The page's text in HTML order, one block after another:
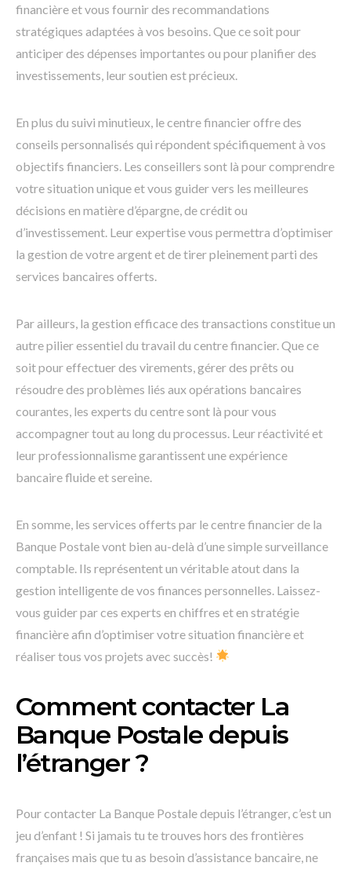
financière et vous fournir des recommandations
stratégiques adaptées à vos besoins. Que ce soit pour
anticiper des dépenses importantes ou pour planifier des
investissements, leur soutien est précieux.
En plus du suivi minutieux, le centre financier offre des
conseils personnalisés qui répondent spécifiquement à vos
objectifs financiers. Les conseillers sont là pour comprendre
votre situation unique et vous guider vers les meilleures
décisions en matière d’épargne, de crédit ou
d’investissement. Leur expertise vous permettra d’optimiser
la gestion de votre argent et de tirer pleinement parti des
services bancaires offerts.
Par ailleurs, la gestion efficace des transactions constitue un
autre pilier essentiel du travail du centre financier. Que ce
soit pour effectuer des virements, gérer des prêts ou
résoudre des problèmes liés aux opérations bancaires
courantes, les experts du centre sont là pour vous
accompagner tout au long du processus. Leur réactivité et
leur professionnalisme garantissent une expérience
bancaire fluide et sereine.
En somme, les services offerts par le centre financier de la
Banque Postale vont bien au-delà d’une simple surveillance
comptable. Ils représentent un véritable atout dans la
gestion intelligente de vos finances personnelles. Laissez-
vous guider par ces experts en chiffres et en stratégie
financière afin d’optimiser votre situation financière et
réaliser tous vos projets avec succès!
Comment contacter La
Banque Postale depuis
l’étranger ?
Pour contacter La Banque Postale depuis l’étranger, c’est un
jeu d’enfant ! Si jamais tu te trouves hors des frontières
françaises mais que tu as besoin d’assistance bancaire, ne